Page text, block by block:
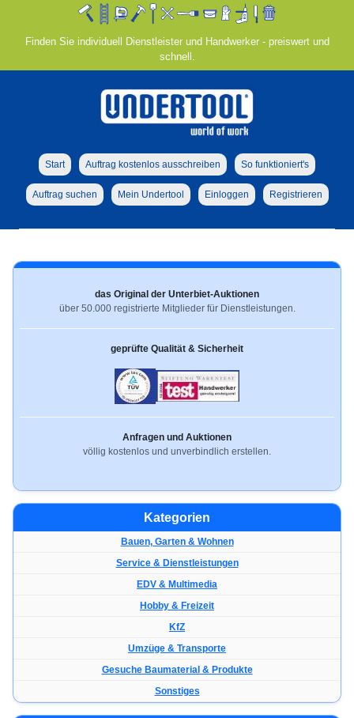
Finden Sie individuell Dienstleister und Handwerker - preiswert und
schnell.
Start Auftrag kostenlos ausschreiben So funktioniert's
Auftrag suchen Mein Undertool Einloggen Registrieren
das Original der Unterbiet-Auktionen
über 50.000 registrierte Mitglieder für Dienstleistungen.
geprüfte Qualität & Sicherheit
Anfragen und Auktionen
völlig kostenlos und unverbindlich erstellen.
Kategorien
Bauen, Garten & Wohnen
Service & Dienstleistungen
EDV & Multimedia
Hobby & Freizeit
KfZ
Umzüge & Transporte
Gesuche Baumaterial & Produkte
Sonstiges